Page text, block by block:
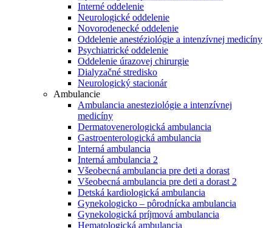
Interné oddelenie
Neurologické oddelenie
Novorodenecké oddelenie
Oddelenie anestéziológie a intenzívnej medicíny
Psychiatrické oddelenie
Oddelenie úrazovej chirurgie
Dialyzačné stredisko
Neurologický stacionár
Ambulancie
Ambulancia anesteziológie a intenzívnej
medicíny
Dermatovenerologická ambulancia
Gastroenterologická ambulancia
Interná ambulancia
Interná ambulancia 2
Všeobecná ambulancia pre deti a dorast
Všeobecná ambulancia pre deti a dorast 2
Detská kardiologická ambulancia
Gynekologicko – pôrodnícka ambulancia
Gynekologická príjmová ambulancia
Hematologická ambulancia